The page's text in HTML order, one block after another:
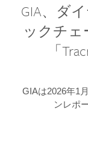
GIA、ダ
ックチ
「
GIAは2026年1
ンレポ